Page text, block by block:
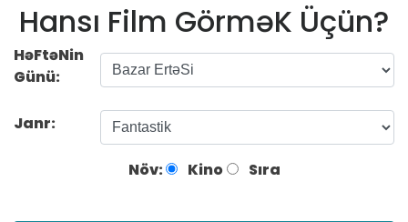
Hansı Film GörməK Üçün?
HəFtəNin
Günü:
Janr:
Növ: Kino Sıra